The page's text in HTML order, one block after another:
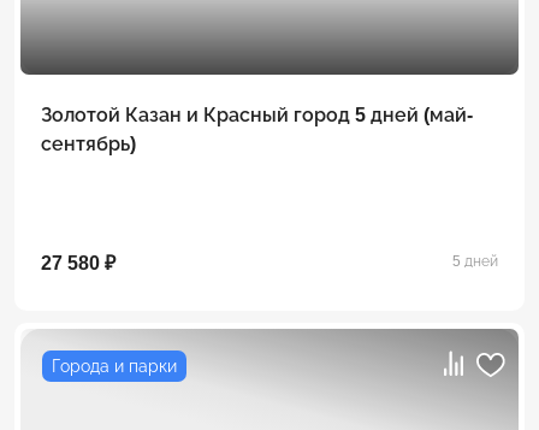
Золотой Казан и Красный город 5 дней (май-
сентябрь)
27 580 ₽ 5 дней
Города и парки